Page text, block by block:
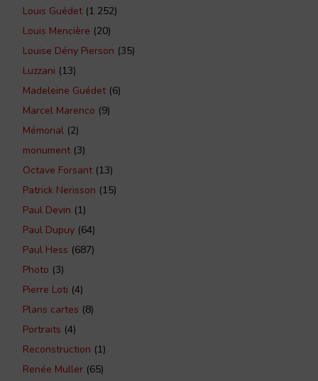
Louis Guédet(1 252)
Louis Mencière (20)
Louise Dény Pierson (35)
Luzzani (13)
Madeleine Guédet(6)
Marcel Marenco (9)
Mémorial (2)
monument(3)
Octave Forsant(13)
Patrick Nerisson (15)
Paul Devin (1)
Paul Dupuy (64)
Paul Hess (687)
Photo (3)
Pierre Loti (4)
Plans cartes (8)
Portraits (4)
Reconstruction (1)
Renée Muller (65)